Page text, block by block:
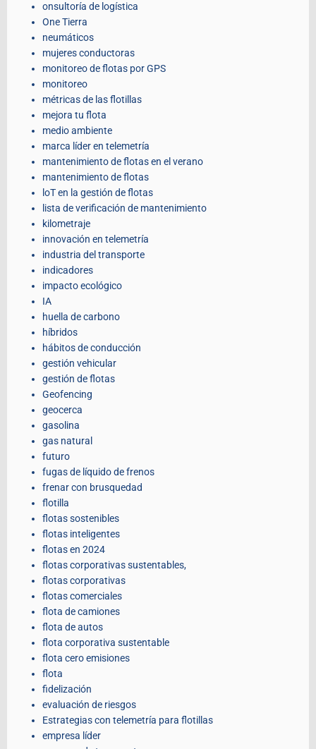
onsultoría de logística
One Tierra
neumáticos
mujeres conductoras
monitoreo de flotas por GPS
monitoreo
métricas de las flotillas
mejora tu flota
medio ambiente
marca líder en telemetría
mantenimiento de flotas en el verano
mantenimiento de flotas
loT en la gestión de flotas
lista de verificación de mantenimiento
kilometraje
innovación en telemetría
industria del transporte
indicadores
impacto ecológico
IA
huella de carbono
híbridos
hábitos de conducción
gestión vehicular
gestión de flotas
Geofencing
geocerca
gasolina
gas natural
futuro
fugas de líquido de frenos
frenar con brusquedad
flotilla
flotas sostenibles
flotas inteligentes
flotas en 2024
flotas corporativas sustentables,
flotas corporativas
flotas comerciales
flota de camiones
flota de autos
flota corporativa sustentable
flota cero emisiones
flota
fidelización
evaluación de riesgos
Estrategias con telemetría para flotillas
empresa líder